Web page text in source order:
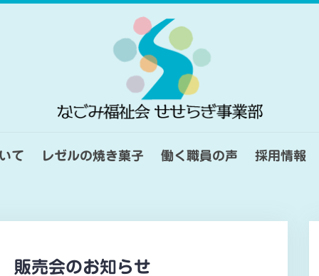
て レゼルの焼き菓子 働く職員の声 採用情報
販売会のお知らせ